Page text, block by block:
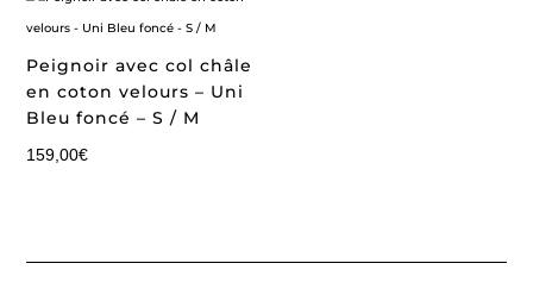
Peignoir avec col châle
en coton velours – Uni
Bleu foncé – S / M
159,00€